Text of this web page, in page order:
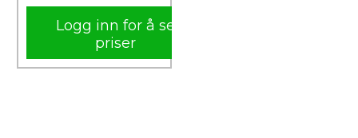
Logg inn for å se
priser